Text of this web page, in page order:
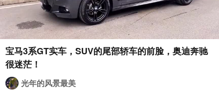
宝马3系GT实车，SUV的尾部轿车的前脸，奥迪奔驰
很迷茫！
光年的风景最美